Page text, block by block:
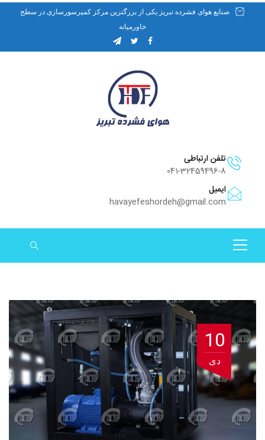
صنایع هوای فشرده تبریز یکی از بزرگترین مرکز کمپرسورسازی در سطح
خاورمیانه
تلفن ارتباطی
041-32459496-8
ایمیل
havayefeshordeh@gmail.com
10
دی